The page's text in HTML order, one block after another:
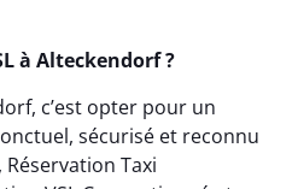
à Alteckendorf ?
c’est opter pour un
sécurisé et reconnu
Réservation Taxi